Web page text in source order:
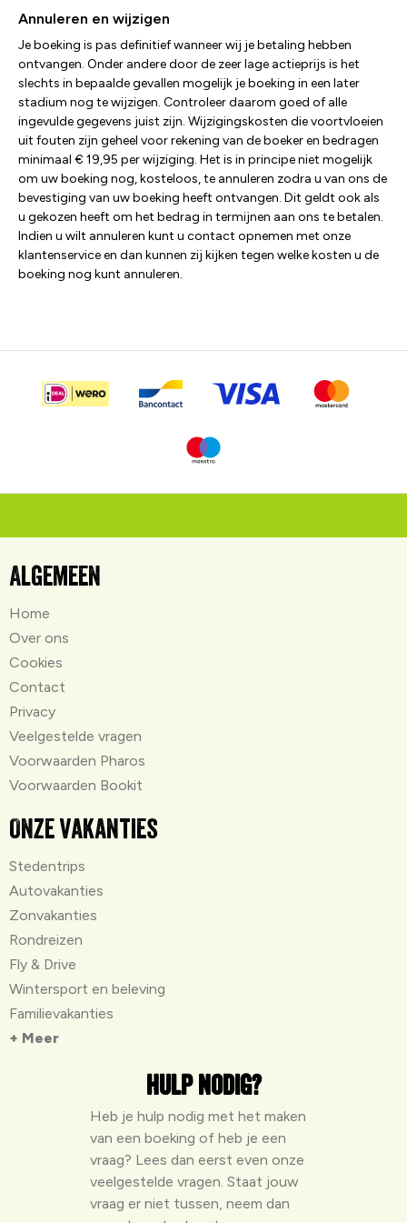
Annuleren en wijzigen
Je boeking is pas definitief wanneer wij je betaling hebben
ontvangen. Onder andere door de zeer lage actieprijs is het
slechts in bepaalde gevallen mogelijk je boeking in een later
stadium nog te wijzigen. Controleer daarom goed of alle
ingevulde gegevens juist zijn. Wijzigingskosten die voortvloeien
uit fouten zijn geheel voor rekening van de boeker en bedragen
minimaal € 19,95 per wijziging. Het is in principe niet mogelijk
om uw boeking nog, kosteloos, te annuleren zodra u van ons de
bevestiging van uw boeking heeft ontvangen. Dit geldt ook als
u gekozen heeft om het bedrag in termijnen aan ons te betalen.
Indien u wilt annuleren kunt u contact opnemen met onze
klantenservice en dan kunnen zij kijken tegen welke kosten u de
boeking nog kunt annuleren.
Algemeen
Home
Over ons
Cookies
Contact
Privacy
Veelgestelde vragen
Voorwaarden Pharos
Voorwaarden Bookit
Onze vakanties
Stedentrips
Autovakanties
Zonvakanties
Rondreizen
Fly & Drive
Wintersport en beleving
Familievakanties
+ Meer
Hulp nodig?
Heb je hulp nodig met het maken
van een boeking of heb je een
vraag? Lees dan eerst even onze
veelgestelde vragen. Staat jouw
vraag er niet tussen, neem dan